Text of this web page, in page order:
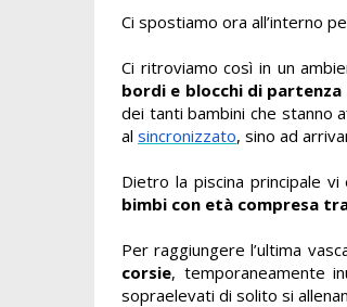
Ci spostiamo ora all’interno
Ci ritroviamo così in un
bordi e blocchi di partenza
dei tanti bambini che stanno
al sincronizzato, sino ad
Dietro la piscina principale
bimbi con età compresa
Per raggiungere l’ultima
corsie, temporaneamente
sopraelevati di solito si